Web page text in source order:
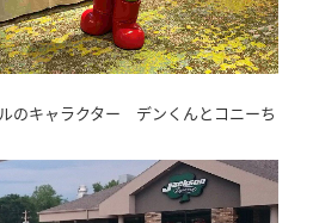
のキャラクター デンくんとコニーち